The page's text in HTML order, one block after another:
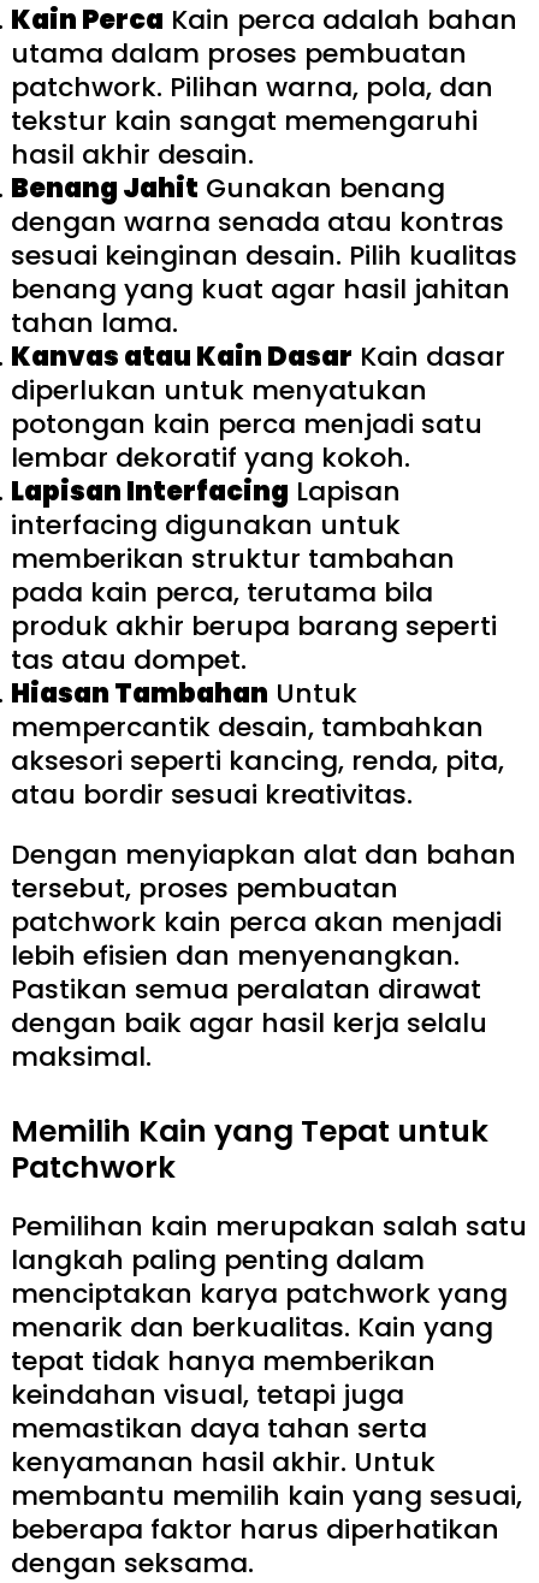
Kain Perca Kain perca adalah bahan
utama dalam proses pembuatan
patchwork. Pilihan warna, pola, dan
tekstur kain sangat memengaruhi
hasil akhir desain.
Benang Jahit Gunakan benang
dengan warna senada atau kontras
sesuai keinginan desain. Pilih kualitas
benang yang kuat agar hasil jahitan
tahan lama.
Kanvas atau Kain Dasar Kain dasar
diperlukan untuk menyatukan
potongan kain perca menjadi satu
lembar dekoratif yang kokoh.
Lapisan Interfacing Lapisan
interfacing digunakan untuk
memberikan struktur tambahan
pada kain perca, terutama bila
produk akhir berupa barang seperti
tas atau dompet.
Hiasan Tambahan Untuk
mempercantik desain, tambahkan
aksesori seperti kancing, renda, pita,
atau bordir sesuai kreativitas.
Dengan menyiapkan alat dan bahan
tersebut, proses pembuatan
patchwork kain perca akan menjadi
lebih efisien dan menyenangkan.
Pastikan semua peralatan dirawat
dengan baik agar hasil kerja selalu
maksimal.
Memilih Kain yang Tepat untuk
Patchwork
Pemilihan kain merupakan salah satu
langkah paling penting dalam
menciptakan karya patchwork yang
menarik dan berkualitas. Kain yang
tepat tidak hanya memberikan
keindahan visual, tetapi juga
memastikan daya tahan serta
kenyamanan hasil akhir. Untuk
membantu memilih kain yang sesuai,
beberapa faktor harus diperhatikan
dengan seksama.